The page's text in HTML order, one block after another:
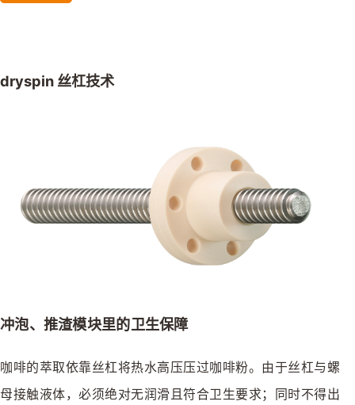
dryspin 丝杠技术
冲泡、推渣模块里的卫生保障
咖啡的萃取依靠丝杠将热水高压压过咖啡粉。由于丝杠与螺
母接触液体，必须绝对无润滑且符合卫生要求；同时不得出